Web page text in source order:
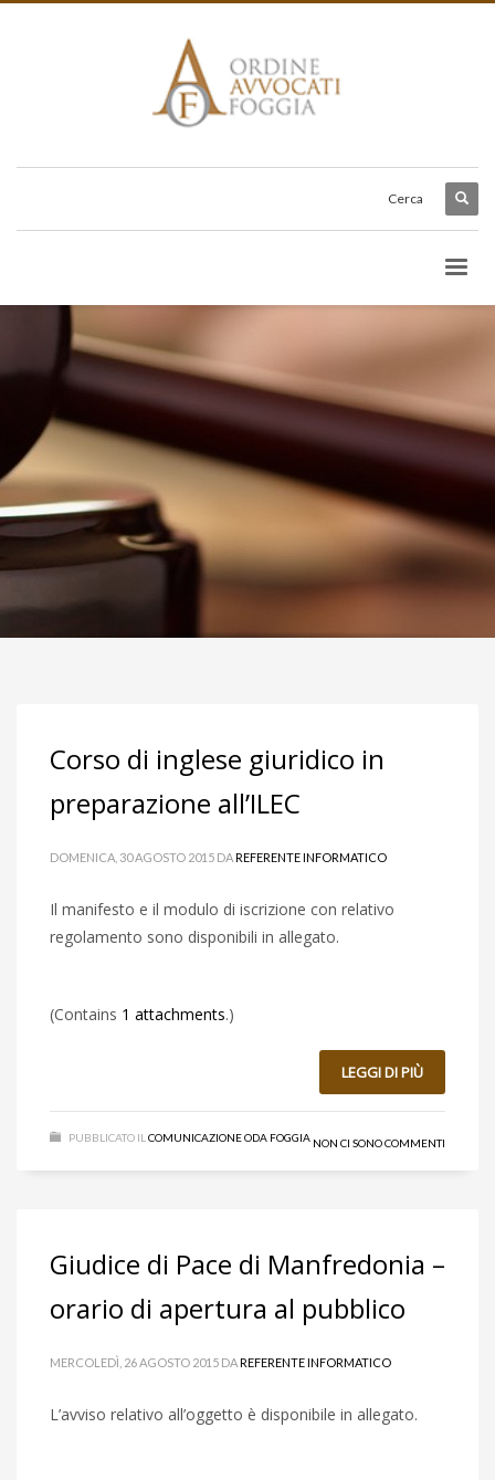
Cerca
Corso di inglese giuridico in
preparazione all’ILEC
DOMENICA, 30 AGOSTO 2015 DAREFERENTE INFORMATICO
Il manifesto e il modulo di iscrizione con relativo
regolamento sono disponibili in allegato.
(Contains 1 attachments.)
LEGGI DI PIÙ
PUBBLICATO IL COMUNICAZIONE ODA FOGGIA NON CI SONO COMMENTI
Giudice di Pace di Manfredonia –
orario di apertura al pubblico
MERCOLEDÌ, 26 AGOSTO 2015 DAREFERENTE INFORMATICO
L’avviso relativo all’oggetto è disponibile in allegato.